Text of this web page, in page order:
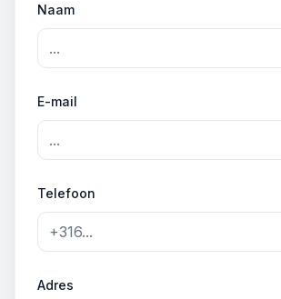
Naam
E-mail
Telefoon
Adres